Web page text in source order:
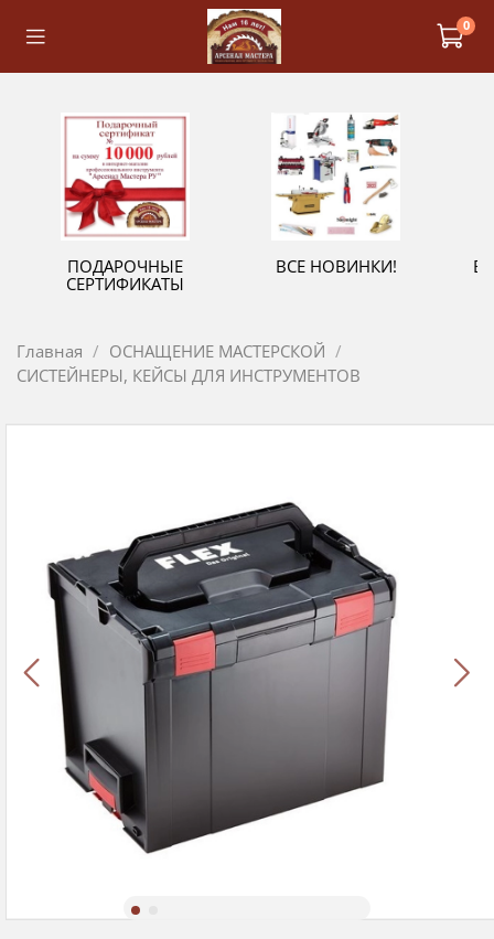
0
ПОДАРОЧНЫЕ
СЕРТИФИКАТЫ
ВСЕ НОВИНКИ!
Главная
ОСНАЩЕНИЕ МАСТЕРСКОЙ
СИСТЕЙНЕРЫ, КЕЙСЫ ДЛЯ ИНСТРУМЕНТОВ